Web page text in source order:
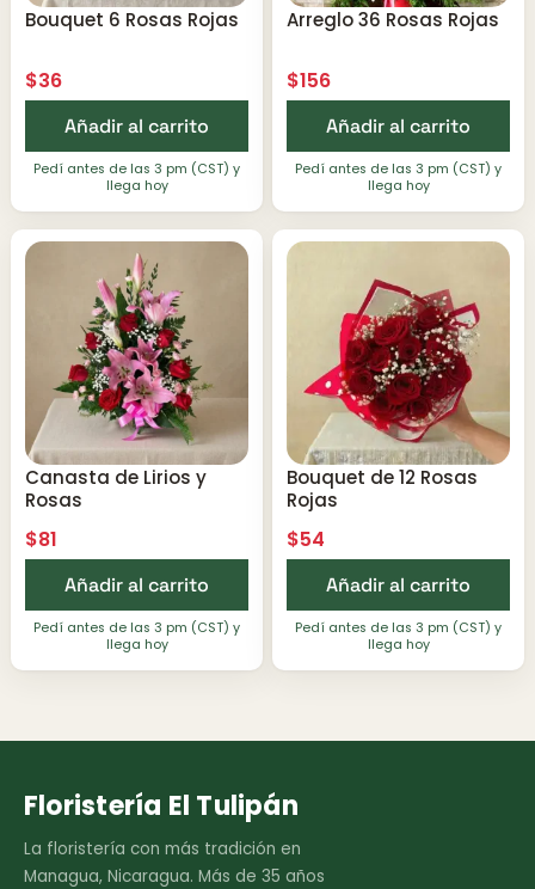
Bouquet 6 Rosas Rojas
$36
Añadir al carrito
Pedí antes de las 3 pm (CST) y
llega hoy
Arreglo 36 Rosas Rojas
$156
Añadir al carrito
Pedí antes de las 3 pm (CST) y
llega hoy
Canasta de Lirios y
Rosas
$81
Añadir al carrito
Pedí antes de las 3 pm (CST) y
llega hoy
Bouquet de 12 Rosas
Rojas
$54
Añadir al carrito
Pedí antes de las 3 pm (CST) y
llega hoy
Floristería El Tulipán
La floristería con más tradición en
Managua, Nicaragua. Más de 35 años